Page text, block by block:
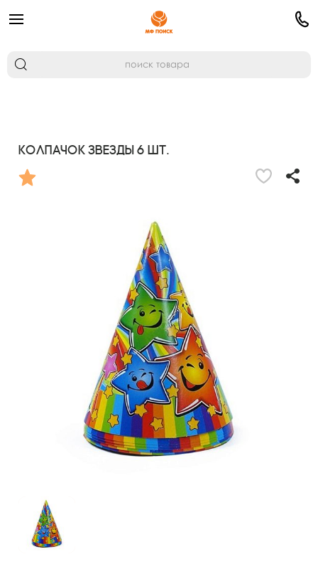
Колпачок ЗВЕЗДЫ 6 шт.